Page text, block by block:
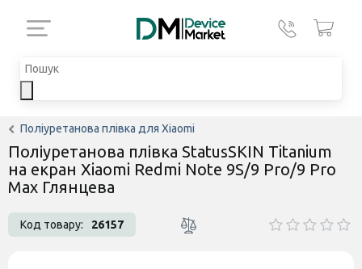
Поліуретанова плівка для Xiaomi
Поліуретанова плівка StatusSKIN Titanium
на екран Xiaomi Redmi Note 9S/9 Pro/9 Pro
Max Глянцева
Код товару: 26157